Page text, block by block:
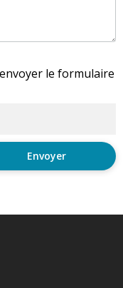
le formulaire